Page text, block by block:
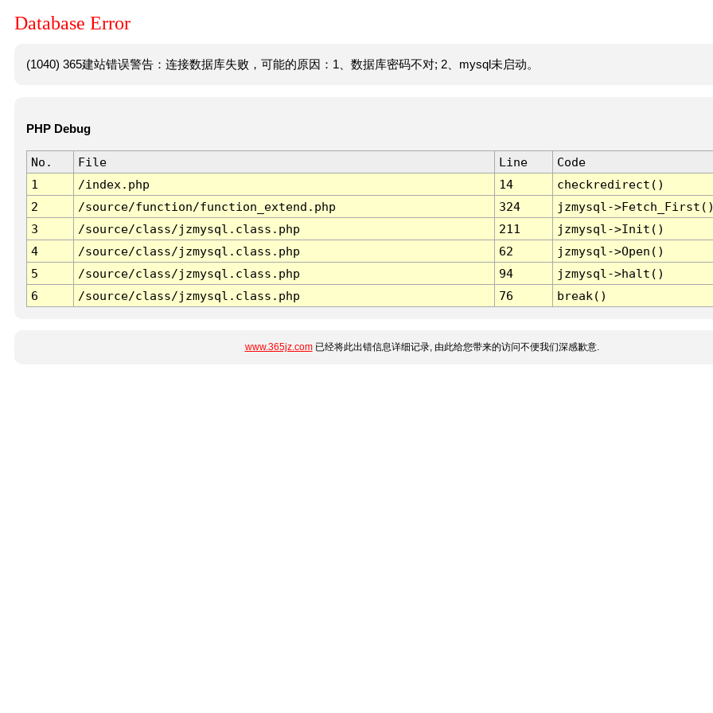
Database Error
(1040) 365建站错误警告：连接数据库失败，可能的原因：1、数据库密码不对; 2、mysql未启动。
PHP Debug
No. File Line
Code
1
/index.php 14
checkredirect()
2
/source/function/function_extend.php 324
jzmysql-
3
/source/class/jzmysql.class.php 211
jzmysql->Init()
4
/source/class/jzmysql.class.php 62
jzmysql->Open()
5
/source/class/jzmysql.class.php 94
jzmysql->halt()
6
/source/class/jzmysql.class.php 76 break()
www.365jz.com已经将此出错信息详细记录, 由此给您带来的访问不便我们深感歉意.